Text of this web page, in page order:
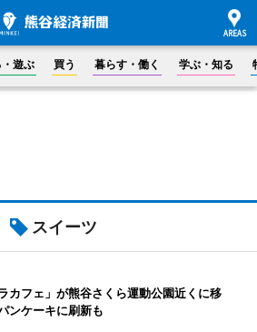
・遊ぶ 買う 暮らす・働く 学ぶ・知る
スイーツ
カフェ」が熊谷さくら運動公園近くに移
ケーキに刷新も